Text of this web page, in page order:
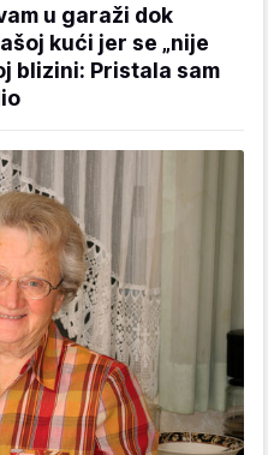
u garaži dok
kući jer se „nije
blizini: Pristala sam